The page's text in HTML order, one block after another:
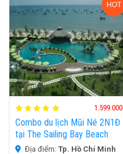
HOT
1.599.000
Combo du lịch Mũi Né 2N1Đ
tại The Sailing Bay Beach
Resort
Địa điểm: Tp. Hồ Chí Minh